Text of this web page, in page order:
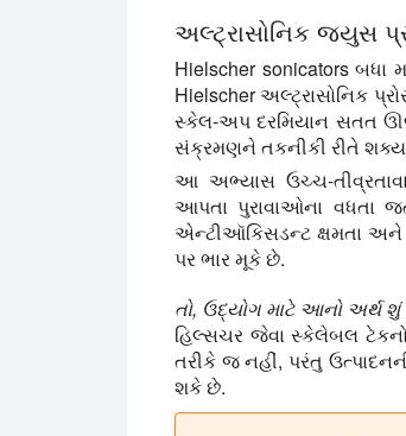
અલ્ટ્રાસોનિક જ્યુસ
Hielscher sonicators
Hielscher અલ્ટ્રાસોનિક
સ્કેલ-અપ દરમિયાન સતત
સંક્રમણને તકનીકી રીતે
આ અભ્યાસ ઉચ્ચ-
આપતા પુરાવાઓના વધતા
એન્ટીઑકિસડન્ટ ક્ષમતા અને
પર ભાર મૂકે છે.
તો, ઉદ્યોગ માટે આનો અર્થ
હિલ્સચર જેવા સ્કેલેબલ
તરીકે જ નહીં, પરંતુ
શકે છે.